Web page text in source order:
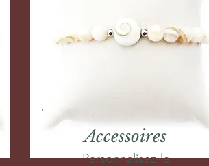
Accessoires
Personnalisez-le